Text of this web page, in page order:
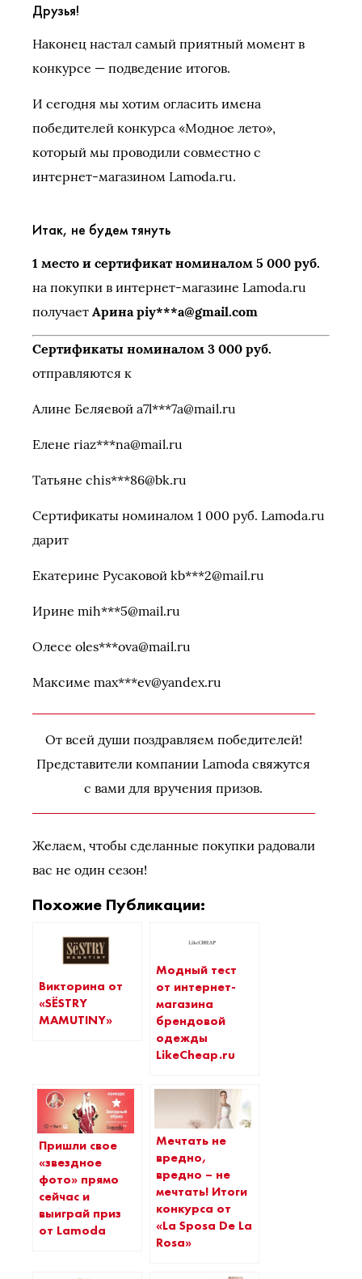
Друзья!
Наконец настал самый приятный момент в
конкурсе — подведение итогов.
И сегодня мы хотим огласить имена
победителей конкурса «Модное лето»,
который мы проводили совместно с
интернет-магазином Lamoda.ru.
Итак, не будем тянуть
1 место и сертификат номиналом 5 000 руб.
на покупки в интернет-магазине Lamoda.ru
получает Арина piy***a@gmail.com
Сертификаты номиналом 3 000 руб.
отправляются к
Алине Беляевой a7l***7a@mail.ru
Елене riaz***na@mail.ru
Татьяне chis***86@bk.ru
Сертификаты номиналом 1 000 руб. Lamoda.ru
дарит
Екатерине Русаковой kb***2@mail.ru
Ирине mih***5@mail.ru
Олесе oles***ova@mail.ru
Максимe max***ev@yandex.ru
От всей души поздравляем победителей!
Представители компании Lamoda свяжутся
с вами для вручения призов.
Желаем, чтобы сделанные покупки радовали
вас не один сезон!
Похожие Публикации:
Викторина от
«SЁSTRY
MAMUTINY»
Модный тест
от интернет-
магазина
брендовой
одежды
LikeCheap.ru
Пришли свое
«звездное
фото» прямо
сейчас и
выиграй приз
от Lamoda
Мечтать не
вредно,
вредно – не
мечтать! Итоги
конкурса от
«La Sposa De La
Rosa»